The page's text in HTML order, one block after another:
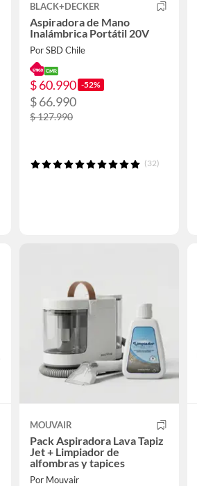
BLACK+DECKER
Aspiradora de Mano
Inalámbrica Portátil 20V
Por SBD Chile
$ 60.990 -52%
$ 66.990
$ 127.990
(32)
MOUVAIR
Pack Aspiradora Lava Tapiz
Jet + Limpiador de
alfombras y tapices
Por Mouvair